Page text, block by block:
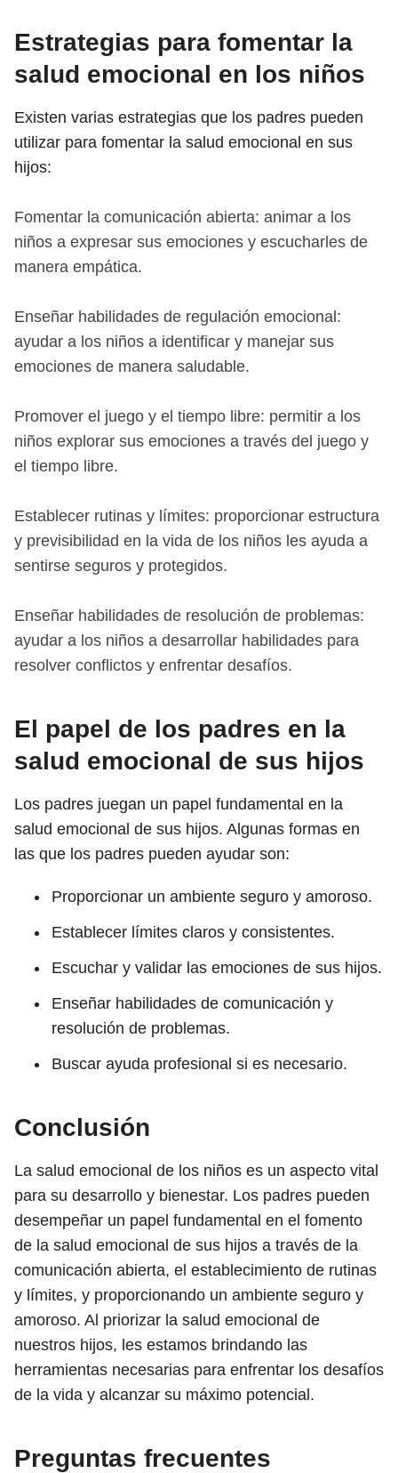
Estrategias para fomentar la
salud emocional en los niños
Existen varias estrategias que los padres pueden
utilizar para fomentar la salud emocional en sus
hijos:
Fomentar la comunicación abierta: animar a los
niños a expresar sus emociones y escucharles de
manera empática.
Enseñar habilidades de regulación emocional:
ayudar a los niños a identificar y manejar sus
emociones de manera saludable.
Promover el juego y el tiempo libre: permitir a los
niños explorar sus emociones a través del juego y
el tiempo libre.
Establecer rutinas y límites: proporcionar estructura
y previsibilidad en la vida de los niños les ayuda a
sentirse seguros y protegidos.
Enseñar habilidades de resolución de problemas:
ayudar a los niños a desarrollar habilidades para
resolver conflictos y enfrentar desafíos.
El papel de los padres en la
salud emocional de sus hijos
Los padres juegan un papel fundamental en la
salud emocional de sus hijos. Algunas formas en
las que los padres pueden ayudar son:
Proporcionar un ambiente seguro y amoroso.
Establecer límites claros y consistentes.
Escuchar y validar las emociones de sus hijos.
Enseñar habilidades de comunicación y
resolución de problemas.
Buscar ayuda profesional si es necesario.
Conclusión
La salud emocional de los niños es un aspecto vital
para su desarrollo y bienestar. Los padres pueden
desempeñar un papel fundamental en el fomento
de la salud emocional de sus hijos a través de la
comunicación abierta, el establecimiento de rutinas
y límites, y proporcionando un ambiente seguro y
amoroso. Al priorizar la salud emocional de
nuestros hijos, les estamos brindando las
herramientas necesarias para enfrentar los desafíos
de la vida y alcanzar su máximo potencial.
Preguntas frecuentes